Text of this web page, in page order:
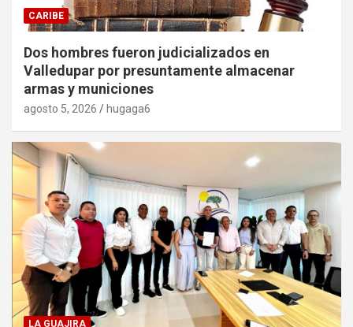
CARIBE
Dos hombres fueron judicializados en
Valledupar por presuntamente almacenar
armas y municiones
agosto 5, 2026 hugaga6
LA GUAJIRA